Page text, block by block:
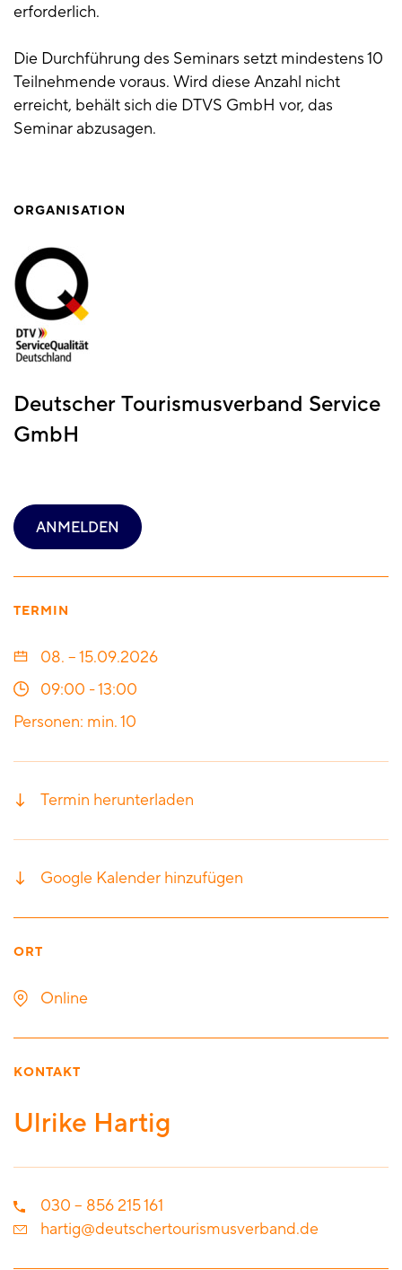
erforderlich.
Die Durchführung des Seminars setzt mindestens 10
Teilnehmende voraus. Wird diese Anzahl nicht
erreicht, behält sich die DTVS GmbH vor, das
Seminar abzusagen.
ORGANISATION
Deutscher Tourismusverband Service
GmbH
ANMELDEN
TERMIN
08. – 15.09.2026
09:00 -13:00
Personen: min. 10
Termin herunterladen
Google Kalender hinzufügen
ORT
Online
KONTAKT
Ulrike Hartig
030 – 856 215 161
hartig@deutschertourismusverband.de